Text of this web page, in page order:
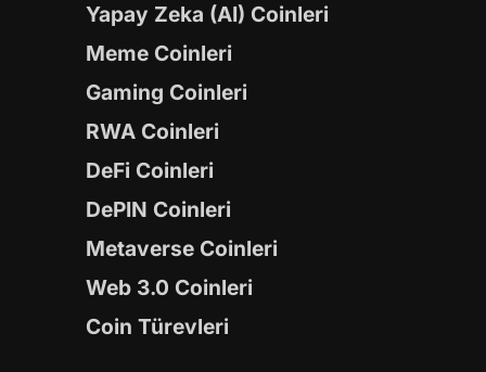
Yapay Zeka (AI) Coinleri
Meme Coinleri
Gaming Coinleri
RWA Coinleri
DeFi Coinleri
DePIN Coinleri
Metaverse Coinleri
Web 3.0 Coinleri
Coin Türevleri